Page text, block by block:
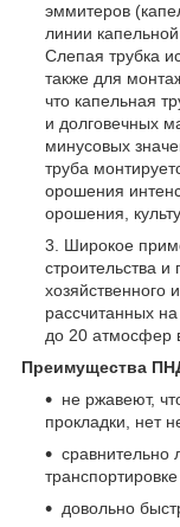
эммитеров
линии
Слепая трубка
также для
что капельная
и долговечных
минусовых
труба
орошения
орошения,
Широкое
строительства
рассчитанных
до 20 атмосфер
Преимущества
не ржавеют,
прокладки, нет
сравнительно
довольно